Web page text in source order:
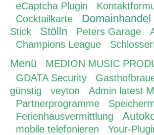
eCaptcha Plugin
Cocktailkarte
Domainhandel
Stick
Stölln Peters Garage
Champions League
Menü MEDION MUSIC
GDATA Security
günstig
veyton Admin latest
Partnerprogramme
Ferienhausvermittlung
mobile telefonieren Your-